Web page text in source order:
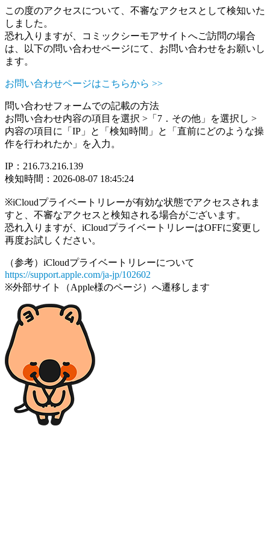
この度のアクセスについて、不審なアクセスとして検知いた
しました。
恐れ入りますが、コミックシーモアサイトへご訪問の場合
は、以下の問い合わせページにて、お問い合わせをお願いし
ます。
お問い合わせページはこちらから >>
問い合わせフォームでの記載の方法
お問い合わせ内容の項目を選択 >「7．その他」を選択し >
内容の項目に「IP」と「検知時間」と「直前にどのような操
作を行われたか」を入力。
IP：216.73.216.139
検知時間：2026-08-07 18:45:24
※iCloudプライベートリレーが有効な状態でアクセスされま
すと、不審なアクセスと検知される場合がございます。
恐れ入りますが、iCloudプライベートリレーはOFFに変更し
再度お試しください。
（参考）iCloudプライベートリレーについて
https://support.apple.com/ja-jp/102602
※外部サイト（Apple様のページ）へ遷移します